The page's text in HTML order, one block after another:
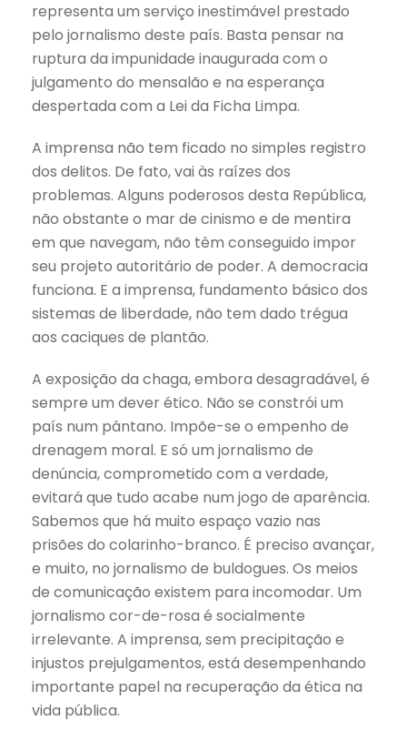
representa um serviço inestimável prestado
pelo jornalismo deste país. Basta pensar na
ruptura da impunidade inaugurada com o
julgamento do mensalão e na esperança
despertada com a Lei da Ficha Limpa.
A imprensa não tem ficado no simples registro
dos delitos. De fato, vai às raízes dos
problemas. Alguns poderosos desta República,
não obstante o mar de cinismo e de mentira
em que navegam, não têm conseguido impor
seu projeto autoritário de poder. A democracia
funciona. E a imprensa, fundamento básico dos
sistemas de liberdade, não tem dado trégua
aos caciques de plantão.
A exposição da chaga, embora desagradável, é
sempre um dever ético. Não se constrói um
país num pântano. Impõe-se o empenho de
drenagem moral. E só um jornalismo de
denúncia, comprometido com a verdade,
evitará que tudo acabe num jogo de aparência.
Sabemos que há muito espaço vazio nas
prisões do colarinho-branco. É preciso avançar,
e muito, no jornalismo de buldogues. Os meios
de comunicação existem para incomodar. Um
jornalismo cor-de-rosa é socialmente
irrelevante. A imprensa, sem precipitação e
injustos prejulgamentos, está desempenhando
importante papel na recuperação da ética na
vida pública.